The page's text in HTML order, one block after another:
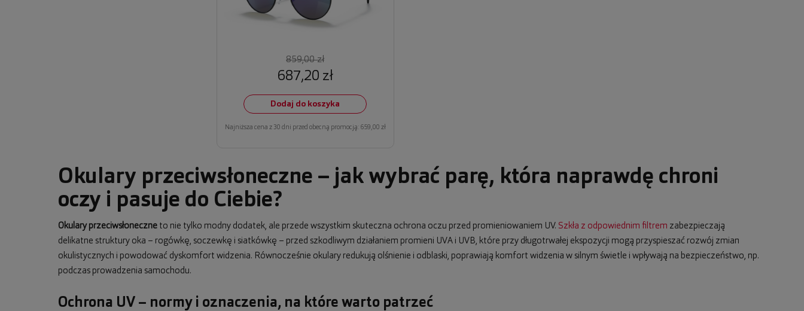
859,00 zł
687,20 zł
Dodaj do koszyka
Najniższa cena z 30 dni przed obecną promocją: 659,00 zł
Okulary przeciwsłoneczne – jak wybrać parę, która naprawdę chroni
oczy i pasuje do Ciebie?
Okulary przeciwsłoneczne to nie tylko modny dodatek, ale przede wszystkim skuteczna ochrona oczu przed promieniowaniem UV. Szkła z odpowiednim filtrem zabezpieczają
delikatne struktury oka – rogówkę, soczewkę i siatkówkę – przed szkodliwym działaniem promieni UVA i UVB, które przy długotrwałej ekspozycji mogą przyspieszać rozwój zmian
okulistycznych i powodować dyskomfort widzenia. Równocześnie okulary redukują olśnienie i odblaski, poprawiają komfort widzenia w silnym świetle i wpływają na bezpieczeństwo, np.
podczas prowadzenia samochodu.
Ochrona UV – normy i oznaczenia, na które warto patrzeć